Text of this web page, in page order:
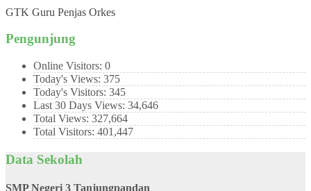
GTK Guru Penjas Orkes
Pengunjung
Online Visitors: 0
Today's Views: 375
Today's Visitors: 345
Last 30 Days Views: 34,646
Total Views: 327,664
Total Visitors: 401,447
Data Sekolah
SMP Negeri 3 Tanjungpandan